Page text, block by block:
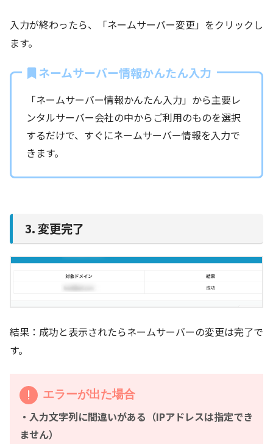
入力が終わったら、「ネームサーバー変更」をクリックし
ます。
ネームサーバー情報かんたん入力
「ネームサーバー情報かんたん入力」から主要レ
ンタルサーバー会社の中からご利用のものを選択
するだけで、すぐにネームサーバー情報を入力で
きます。
3. 変更完了
結果：成功と表示されたらネームサーバーの変更は完了で
す。
エラーが出た場合
・入力文字列に間違いがある（IPアドレスは指定でき
ません）